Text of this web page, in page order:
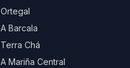
Ortegal
A Barcala
Terra Chá
A Mariña Central